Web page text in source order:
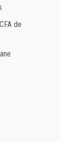
de